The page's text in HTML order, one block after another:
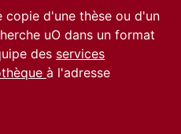
copie d'une thèse ou d'un
uO dans un format
des services
à l'adresse